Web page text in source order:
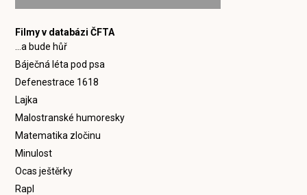
Filmy v databázi ČFTA
...a bude hůř
Báječná léta pod psa
Defenestrace 1618
Lajka
Malostranské humoresky
Matematika zločinu
Minulost
Ocas ještěrky
Rapl